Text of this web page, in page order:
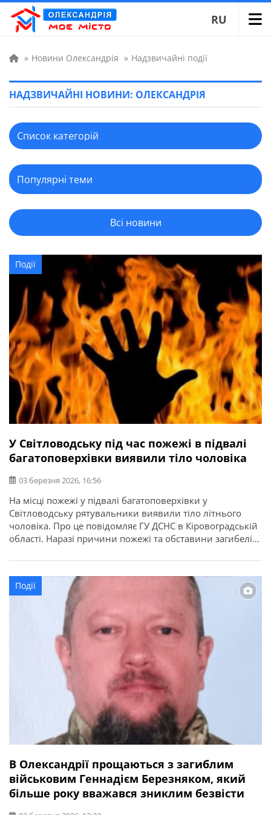
RU
» Новини Олександрія » Надзвичайні події
НАДЗВИЧАЙНІ НОВИНИ: ОЛЕКСАНДРІЯ
Всі новини
Події
У Світловодську під час пожежі в підвалі
багатоповерхівки виявили тіло чоловіка
03 березня 2026, 16:56
На місці пожежі у підвалі багатоповерхівки у
Світловодську рятувальники виявили тіло літнього
чоловіка. Про це повідомляє ГУ ДСНС в Кіровоградській
області. Наразі причини пожежі та обставини загибелі
Події
В Олександрії прощаються з загиблим
військовим Геннадієм Березняком, який
більше року вважався зниклим безвісти